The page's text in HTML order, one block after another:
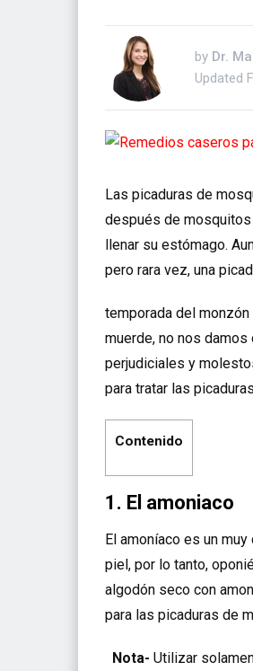
by Dr.
Updated
Las picaduras de
después de mosquitos
llenar su estómago.
pero rara vez, una
temporada del
muerde, no nos
perjudiciales y
para tratar las
Contenido
1. El amoniaco
El amoníaco es un
piel, por lo tanto,
algodón seco con
para las picaduras de
Nota- Utilizar